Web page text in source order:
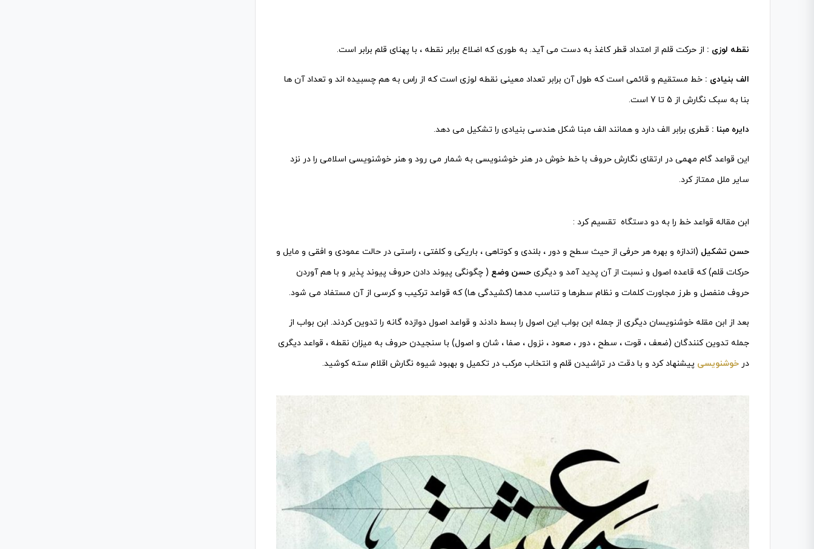
نقطه لوزی : از حرکت قلم از امتداد قطر کاغذ به دست می آید. به طوری که اضلاع برابر نقطه ، با پهنای قلم برابر است.
الف بنیادی : خط مستقیم و قائمی است که طول آن برابر تعداد معینی نقطه لوزی است که از راس به هم چسبیده اند و تعداد آن ها
بنا به سبک نگارش از 5 تا 7 است.
دایره مبنا : قطری برابر الف دارد و همانند الف مبنا شکل هندسی بنیادی را تشکیل می دهد.
این قواعد گام مهمی در ارتقای نگارش حروف با خط خوش در هنر خوشنویسی به شمار می رود و هنر خوشنویسی اسلامی را در نزد
سایر ملل ممتاز کرد.
ابن مقاله قواعد خط را به دو دستگاه تقسیم کرد :
حسن تشکیل (اندازه و بهره هر حرفی از حیث سطح و دور ، بلندی و کوتاهی ، باریکی و کلفتی ، راستی در حالت عمودی و افقی و مایل و
حرکات قلم) که قاعده اصول و نسبت از آن پدید آمد و دیگری حسن وضع ( چگونگی پیوند دادن حروف پیوند پذیر و با هم آوردن
حروف منفصل و طرز مجاورت کلمات و نظام سطرها و تناسب مدها (کشیدگی ها) که قواعد ترکیب و کرسی از آن مستفاد می شود.
بعد از ابن مقله خوشنویسان دیگری از جمله ابن بواب این اصول را بسط دادند و قواعد اصول دوازده گانه را تدوین کردند. ابن بواب از
جمله تدوین کنندگان (ضعف ، قوت ، سطح ، دور ، صعود ، نزول ، صفا ، شان و اصول) با سنجیدن حروف به میزان نقطه ، قواعد دیگری
در خوشنویسی پیشنهاد کرد و با دقت در تراشیدن قلم و انتخاب مرکب در تکمیل و بهبود شیوه نگارش اقلام سته کوشید.